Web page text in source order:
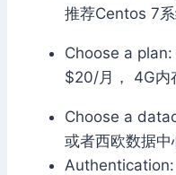
推荐Centos 7
Choose a
$20/月， 4G内
Choose a
或者西欧数据
Authentication: